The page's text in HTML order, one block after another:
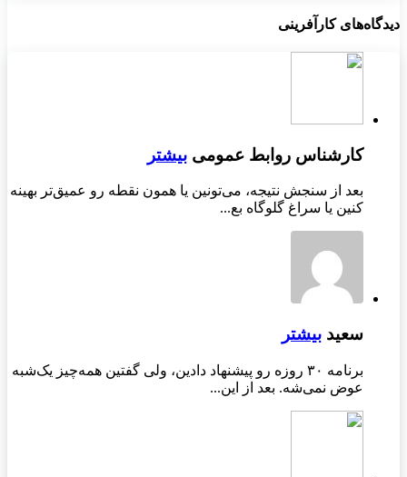
دیدگاه‌های کارآفرینی
کارشناس روابط عمومی بیشتر
بعد از سنجش نتیجه، می‌تونین یا همون نقطه رو عمیق‌تر بهینه
کنین یا سراغ گلوگاه بع...
سعید بیشتر
برنامه ۳۰ روزه رو پیشنهاد دادین، ولی گفتین همه‌چیز یک‌شبه
عوض نمی‌شه. بعد از این...